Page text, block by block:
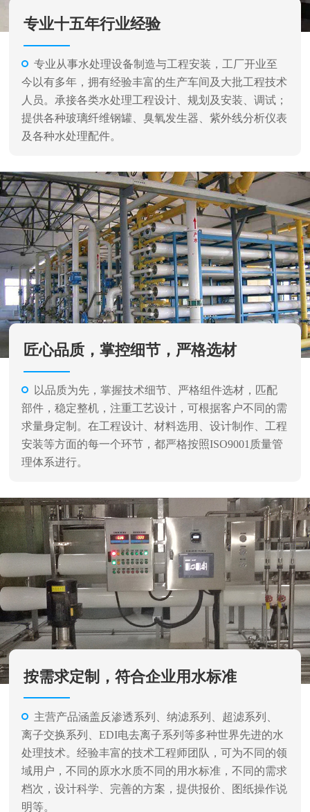
匠心品质，掌控细节，严格选材
以品质为先，掌握技术细节、严格组件选材，匹配
部件，稳定整机，注重工艺设计，可根据客户不同的需
求量身定制。在工程设计、材料选用、设计制作、工程
安装等方面的每一个环节，都严格按照ISO9001质量管
理体系进行。
按需求定制，符合企业用水标准
主营产品涵盖反渗透系列、纳滤系列、超滤系列、
离子交换系列、EDI电去离子系列等多种世界先进的水
处理技术。经验丰富的技术工程师团队，可为不同的领
域用户，不同的原水水质不同的用水标准，不同的需求
档次，设计科学、完善的方案，提供报价、图纸操作说